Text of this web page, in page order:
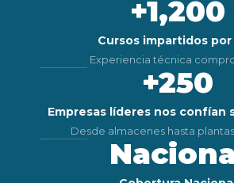
+1,200
Cursos impartidos
Experiencia técnica
+250
Empresas líderes nos confían
Desde almacenes hasta